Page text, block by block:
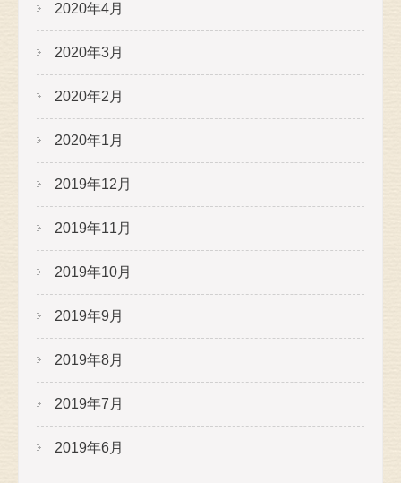
2020年4月
2020年3月
2020年2月
2020年1月
2019年12月
2019年11月
2019年10月
2019年9月
2019年8月
2019年7月
2019年6月